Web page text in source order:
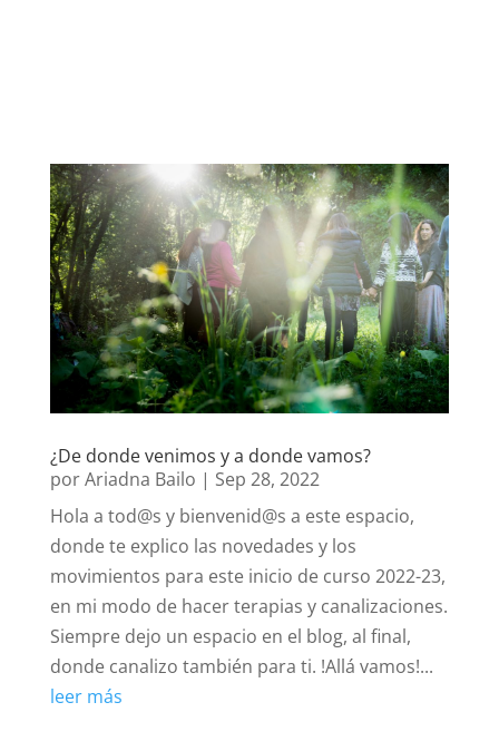
¿De donde venimos y a donde vamos?
porAriadna Bailo | Sep 28, 2022
Hola a tod@s y bienvenid@s a este espacio,
donde te explico las novedades y los
movimientos para este inicio de curso 2022-23,
en mi modo de hacer terapias y canalizaciones.
Siempre dejo un espacio en el blog, al final,
donde canalizo también para ti. !Allá vamos!...
leer más